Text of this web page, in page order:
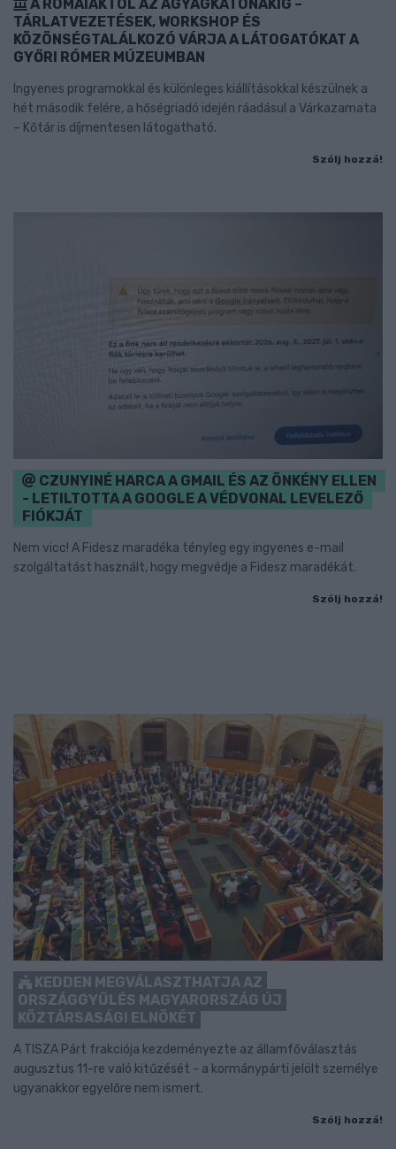
A RÓMAIAKTÓL AZ AGYAGKATONÁKIG –
TÁRLATVEZETÉSEK, WORKSHOP ÉS
KÖZÖNSÉGTALÁLKOZÓ VÁRJA A LÁTOGATÓKAT A
GYŐRI RÓMER MÚZEUMBAN
Ingyenes programokkal és különleges kiállításokkal készülnek a
hét második felére, a hőségriadó idején ráadásul a Várkazamata
– Kőtár is díjmentesen látogatható.
Szólj hozzá!
CZUNYINÉ HARCA A GMAIL ÉS AZ ÖNKÉNY ELLEN
- LETILTOTTA A GOOGLE A VÉDVONAL LEVELEZŐ
FIÓKJÁT
Nem vicc! A Fidesz maradéka tényleg egy ingyenes e-mail
szolgáltatást használt, hogy megvédje a Fidesz maradékát.
Szólj hozzá!
KEDDEN MEGVÁLASZTHATJA AZ
ORSZÁGGYŰLÉS MAGYARORSZÁG ÚJ
KÖZTÁRSASÁGI ELNÖKÉT
A TISZA Párt frakciója kezdeményezte az államfőválasztás
augusztus 11-re való kitűzését - a kormánypárti jelölt személye
ugyanakkor egyelőre nem ismert.
Szólj hozzá!